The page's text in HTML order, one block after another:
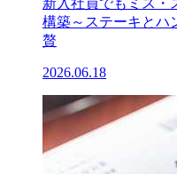
構築～ステーキとハ
贅
2026.06.18